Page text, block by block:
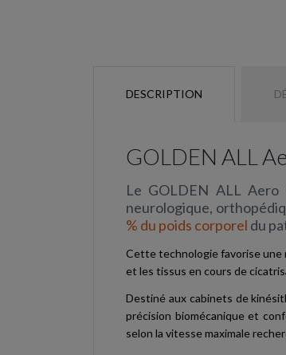
DESCRIPTION
GOLDEN ALL
Le GOLDEN ALL
neurologique,
% du poids corporel du
Cette technologie favorise une
et les tissus en cours de
Destiné aux cabinets de
précision biomécanique et
selon la vitesse maximale